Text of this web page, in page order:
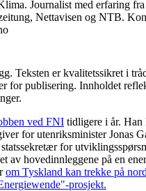
Journalist med erfaring fra
Nettavisen og NTB.
Teksten er kvalitetssikret i
for publisering. Innholdet
ved FNI tidligere i år. Han
for utenriksminister Jonas
for
av hovedinnleggene på en
om Tyskland kan trekke på
prosjekt.